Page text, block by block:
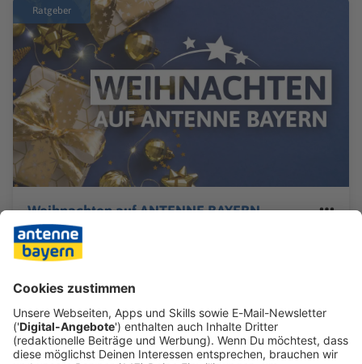
Und warum hatte die
Bundesrepublik nie eine
Botschaft in der DDR?
Ratgeber
Weihnachten auf ANTENNE BAYERN
Klick hier für unsere Weihnachtsradios,
Weihnachtsmenü, die aktuellsten Infos zu Wetter und
Verkehr an den Feiertagen, spannende Weihnachts-
Quizze u.v.m.!